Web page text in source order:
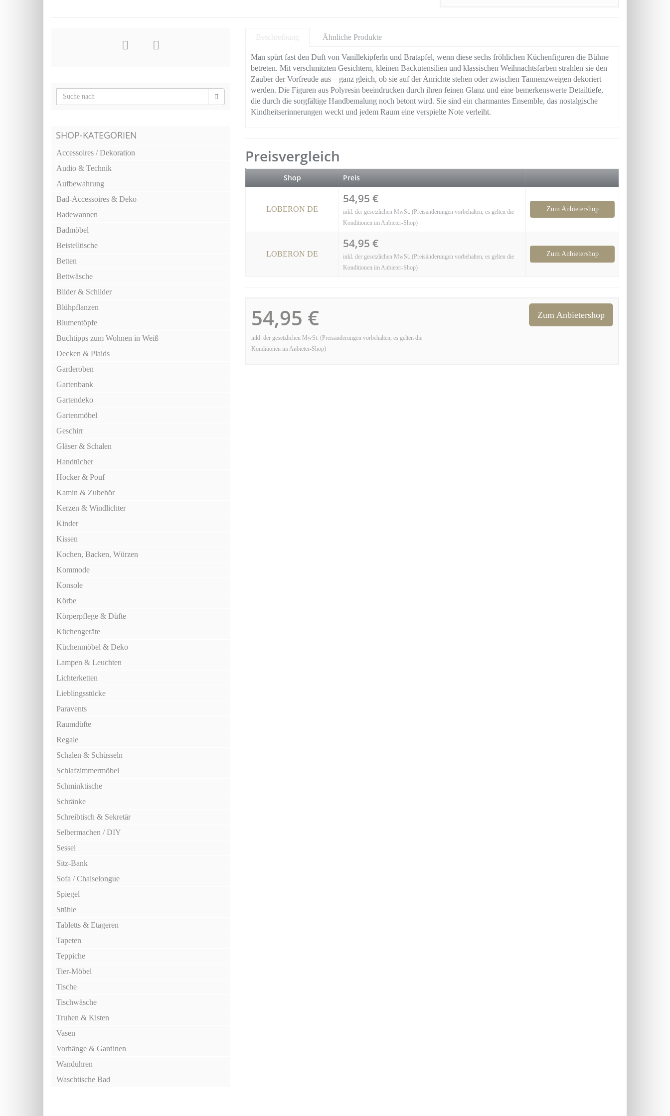
Beschreibung Ähnliche Produkte
Man spürt fast den Duft von Vanillekipferln und Bratapfel, wenn diese sechs fröhlichen Küchenfiguren die Bühne
betreten. Mit verschmitzten Gesichtern, kleinen Backutensilien und klassischen Weihnachtsfarben strahlen sie den
Zauber der Vorfreude aus – ganz gleich, ob sie auf der Anrichte stehen oder zwischen Tannenzweigen dekoriert
werden. Die Figuren aus Polyresin beeindrucken durch ihren feinen Glanz und eine bemerkenswerte Detailtiefe,
die durch die sorgfältige Handbemalung noch betont wird. Sie sind ein charmantes Ensemble, das nostalgische
Kindheitserinnerungen weckt und jedem Raum eine verspielte Note verleiht.
Preisvergleich
Shop Preis
LOBERON DE
54,95 €
inkl. der gesetzlichen MwSt. (Preisänderungen vorbehalten, es gelten die
Konditionen im Anbieter-Shop)
Zum Anbietershop
LOBERON DE
54,95 €
inkl. der gesetzlichen MwSt. (Preisänderungen vorbehalten, es gelten die
Konditionen im Anbieter-Shop)
Zum Anbietershop
54,95 €
inkl. der gesetzlichen MwSt. (Preisänderungen vorbehalten, es gelten die
Konditionen im Anbieter-Shop)
Zum Anbietershop
SHOP-KATEGORIEN
Accessoires / Dekoration
Audio & Technik
Aufbewahrung
Bad-Accessoires & Deko
Badewannen
Badmöbel
Beistelltische
Betten
Bettwäsche
Bilder & Schilder
Blühpflanzen
Blumentöpfe
Buchtipps zum Wohnen in Weiß
Decken & Plaids
Garderoben
Gartenbank
Gartendeko
Gartenmöbel
Geschirr
Gläser & Schalen
Handtücher
Hocker & Pouf
Kamin & Zubehör
Kerzen & Windlichter
Kinder
Kissen
Kochen, Backen, Würzen
Kommode
Konsole
Körbe
Körperpflege & Düfte
Küchengeräte
Küchenmöbel & Deko
Lampen & Leuchten
Lichterketten
Lieblingsstücke
Paravents
Raumdüfte
Regale
Schalen & Schüsseln
Schlafzimmermöbel
Schminktische
Schränke
Schreibtisch & Sekretär
Selbermachen / DIY
Sessel
Sitz-Bank
Sofa / Chaiselongue
Spiegel
Stühle
Tabletts & Etageren
Tapeten
Teppiche
Tier-Möbel
Tische
Tischwäsche
Truhen & Kisten
Vasen
Vorhänge & Gardinen
Wanduhren
Waschtische Bad